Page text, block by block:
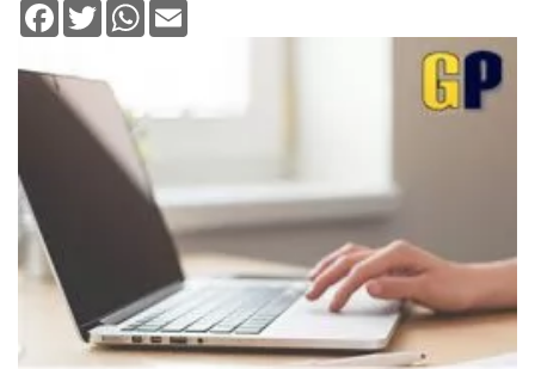
Facebook
TwitterWhatsApp